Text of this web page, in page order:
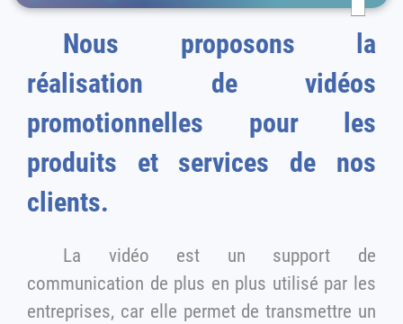
Nous proposons la
réalisation de vidéos
promotionnelles pour les
produits et services de nos
clients.
La vidéo est un support de
communication de plus en plus utilisé par les
entreprises, car elle permet de transmettre un